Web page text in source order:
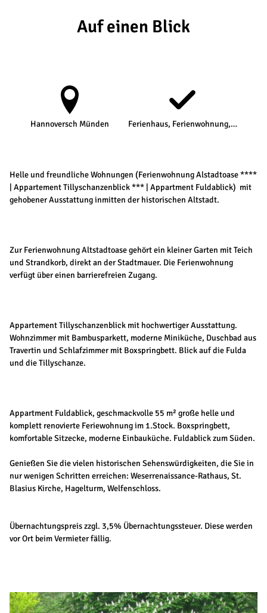
Auf einen Blick
Hannoversch Münden Ferienhaus, Ferienwohnung,…
Helle und freundliche Wohnungen (Ferienwohnung Alstadtoase ****
| Appartement Tillyschanzenblick *** | Appartment Fuldablick) mit
gehobener Ausstattung inmitten der historischen Altstadt.
Zur Ferienwohnung Altstadtoase gehört ein kleiner Garten mit Teich
und Strandkorb, direkt an der Stadtmauer. Die Ferienwohnung
verfügt über einen barrierefreien Zugang.
Appartement Tillyschanzenblick mit hochwertiger Ausstattung.
Wohnzimmer mit Bambusparkett, moderne Miniküche, Duschbad aus
Travertin und Schlafzimmer mit Boxspringbett. Blick auf die Fulda
und die Tillyschanze.
Appartment Fuldablick, geschmackvolle 55 m² große helle und
komplett renovierte Feriewohnung im 1.Stock. Boxspringbett,
komfortable Sitzecke, moderne Einbauküche. Fuldablick zum Süden.
Genießen Sie die vielen historischen Sehenswürdigkeiten, die Sie in
nur wenigen Schritten erreichen: Weserrenaissance-Rathaus, St.
Blasius Kirche, Hagelturm, Welfenschloss.
Übernachtungspreis zzgl. 3,5% Übernachtungssteuer. Diese werden
vor Ort beim Vermieter fällig.